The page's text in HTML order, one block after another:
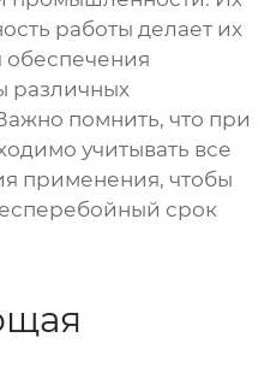
работы делает их
различных
помнить, что при
учитывать все
применения, чтобы
срок